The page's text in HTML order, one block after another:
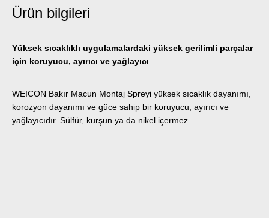
Ürün bilgileri
Yüksek sıcaklıklı uygulamalardaki yüksek gerilimli parçalar
için koruyucu, ayırıcı ve yağlayıcı
WEICON Bakır Macun Montaj Spreyi yüksek sıcaklık dayanımı,
korozyon dayanımı ve güce sahip bir koruyucu, ayırıcı ve
yağlayıcıdır. Sülfür, kurşun ya da nikel içermez.